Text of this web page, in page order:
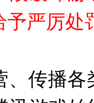
予严厉处
、传播